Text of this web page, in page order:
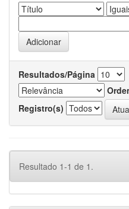
Resultados/Página
Registro(s)
Resultado 1-1 de 1.